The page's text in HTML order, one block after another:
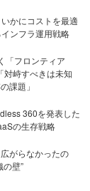
かにコストを最適
ンフラ運用戦略
「フロンティア
峙すべきは未知
課題」
360を発表した
の生存戦略
がらなかったの
壁”